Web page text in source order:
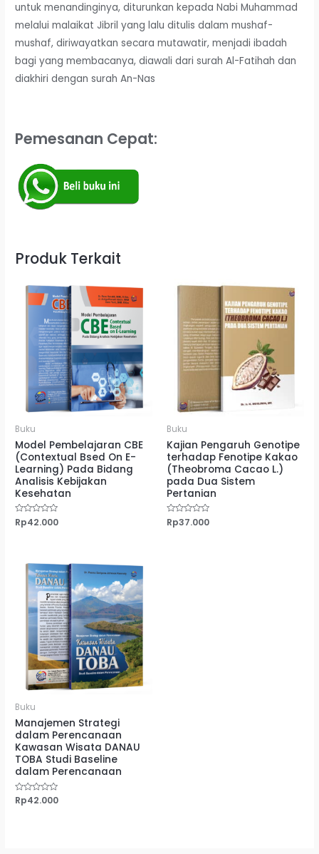
untuk menandinginya, diturunkan kepada Nabi Muhammad
melalui malaikat Jibril yang lalu ditulis dalam mushaf-
mushaf, diriwayatkan secara mutawatir, menjadi ibadah
bagi yang membacanya, diawali dari surah Al-Fatihah dan
diakhiri dengan surah An-Nas
Pemesanan Cepat:
Produk Terkait
Buku
Model Pembelajaran CBE
(Contextual Bsed On E-
Learning) Pada Bidang
Analisis Kebijakan
Kesehatan
Dinilai
0
Rp42.000
Buku
Kajian Pengaruh Genotipe
terhadap Fenotipe Kakao
(Theobroma Cacao L.)
pada Dua Sistem
Pertanian
Dinilai
0
Rp37.000
Buku
Manajemen Strategi
dalam Perencanaan
Kawasan Wisata DANAU
TOBA Studi Baseline
dalam Perencanaan
Dinilai
Rp42.000